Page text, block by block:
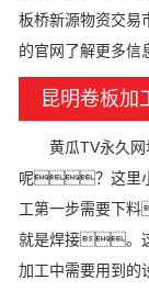
板桥新源物资交
的官网了解更多
昆明卷板加
黄瓜TV永久网
呢？这里
工第一步需要下
就是焊接。
加工中需要用到